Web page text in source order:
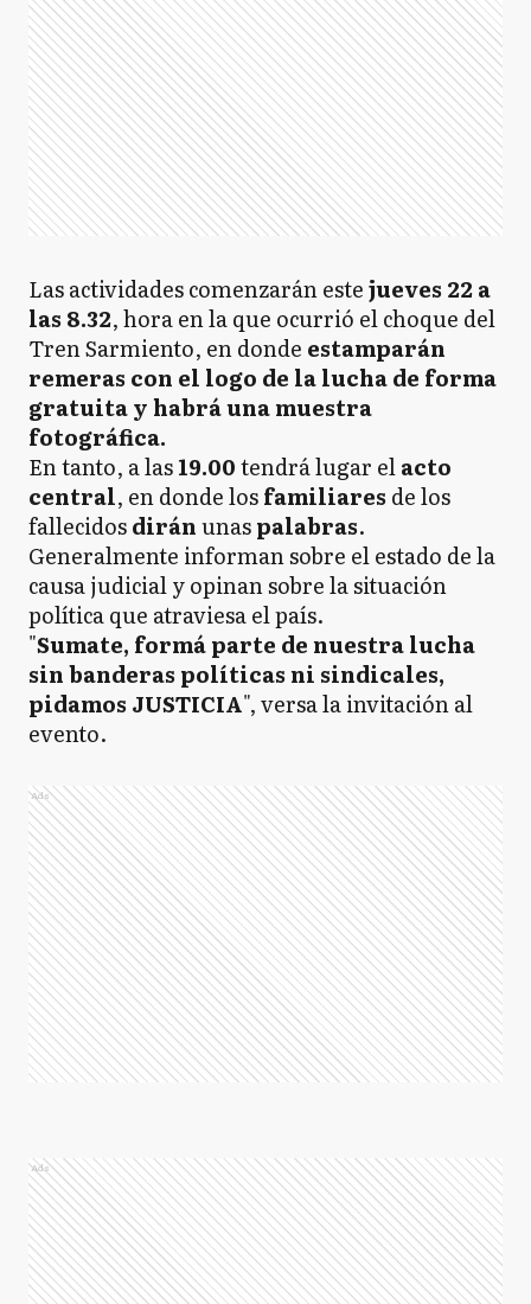
Las actividades comenzarán estejueves 22 a
las 8.32, hora en la que ocurrió el choque del
Tren Sarmiento, en donde estamparán
remeras con el logo de la lucha de forma
gratuita y habrá una muestra
fotográfica.
En tanto, a las19.00tendrá lugar elacto
central, en donde losfamiliares de los
fallecidosdiránunaspalabras.
Generalmente informan sobre el estado de la
causa judicial y opinan sobre la situación
política que atraviesa el país.
"Sumate, formá parte de nuestra lucha
sin banderas políticas ni sindicales,
pidamos JUSTICIA", versa la invitación al
evento.
Ads
Ads